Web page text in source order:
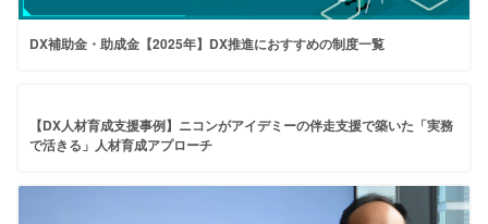
DX補助金・助成金【2025年】DX推進におすすめの制度一覧
【DX人材育成支援事例】ニコンがアイデミーの伴走支援で築いた「実務
で活きる」人材育成アプローチ